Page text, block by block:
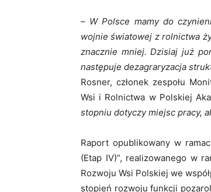
– W Polsce mamy do
wojnie światowej z rolnictwa
znacznie mniej. Dzisiaj już
następuje dezagraryzacja
Rosner, członek zespołu
Wsi i Rolnictwa w Polskiej
stopniu dotyczy miejsc pracy,
Raport opublikowany w
(Etap IV)”, realizowanego w
Rozwoju Wsi Polskiej we
stopień rozwoju funkcji